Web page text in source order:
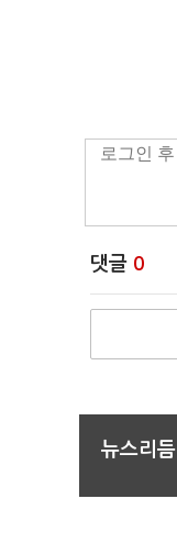
댓글 0
뉴스리듬